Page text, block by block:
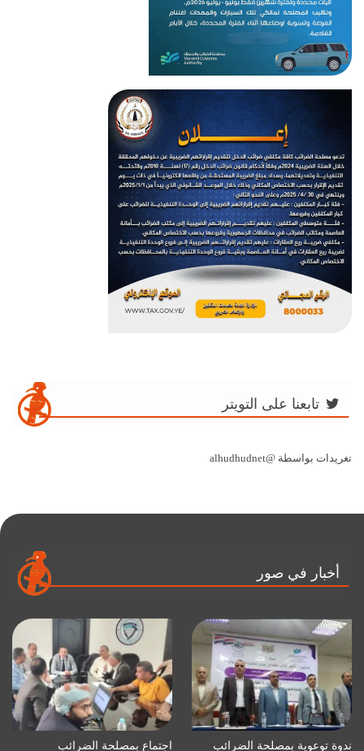
تابعنا على التويتر
تغريدات بواسطة @alhudhudnet
أخبار في صور
ندوة توعوية بمصلحة الضرائب اجتماع بمصلحة الضرائب